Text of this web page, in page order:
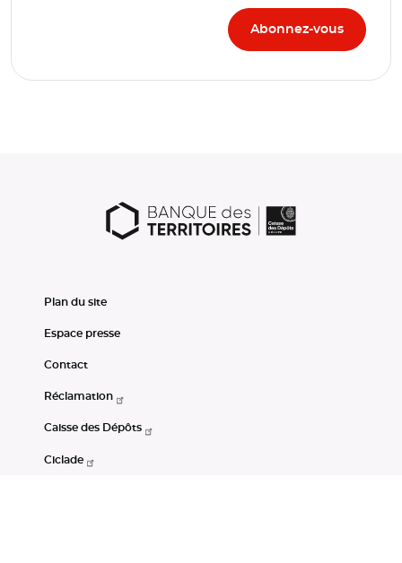
Plan du site
Espace presse
Contact
Réclamation
Caisse des Dépôts
Ciclade